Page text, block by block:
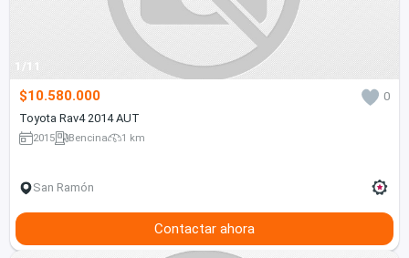
1/11
$10.580.000
0
Toyota Rav4 2014 AUT
2015 Bencina 1 km
San Ramón
Contactar ahora